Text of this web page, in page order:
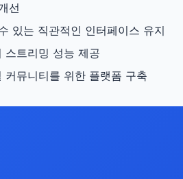
선
있는 직관적인 인터페이스 유지
스트리밍 성능 제공
뮤니티를 위한 플랫폼 구축